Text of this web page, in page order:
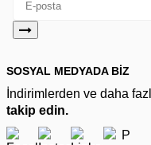
SOSYAL MEDYADA BİZ
İndirimlerden ve daha
takip edin.